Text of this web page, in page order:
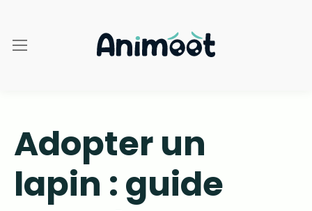
Adopter un
lapin : guide